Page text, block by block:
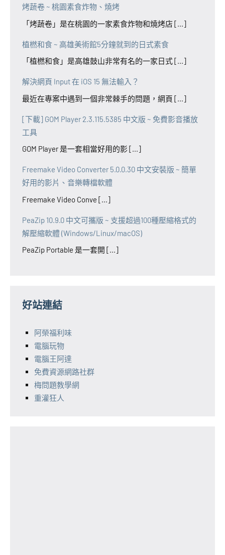
烤蔬卷 ~ 桃園素食炸物、燒烤
「烤蔬卷」是在桃園的一家素食炸物和燒烤店 [...]
植橪和食 ~ 高雄美術館5分鐘就到的日式素食
「植橪和食」是高雄鼓山非常有名的一家日式 [...]
解決網頁 Input 在 iOS 15 無法輸入？
最近在專案中遇到一個非常棘手的問題，網頁 [...]
[下載] GOM Player 2.3.115.5385 中文版 ~ 免費影音播放
工具
GOM Player 是一套相當好用的影 [...]
Freemake Video Converter 5.0.0.30 中文安裝版 ~ 簡單
好用的影片、音樂轉檔軟體
Freemake Video Conve [...]
PeaZip 10.9.0 中文可攜版 ~ 支援超過100種壓縮格式的
解壓縮軟體 (Windows/Linux/macOS)
PeaZip Portable 是一套開 [...]
好站連結
阿榮福利味
電腦玩物
電腦王阿達
免費資源網路社群
梅問題教學網
重灌狂人